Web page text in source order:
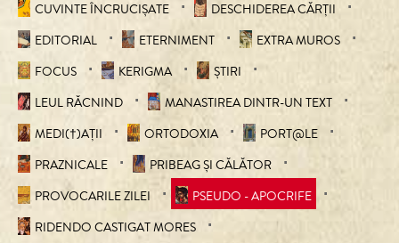
CUVINTE ÎNCRUCIŞATE
DESCHIDEREA CĂRȚII
EDITORIAL
ETERNIMENT
EXTRA MUROS
FOCUS
KERIGMA
ȘTIRI
LEUL RĂCNIND
MANASTIREA DINTR-UN TEXT
MEDI(†)AȚII
ORTODOXIA
PORT@LE
PRAZNICALE
PRIBEAG ȘI CĂLĂTOR
PROVOCARILE ZILEI
PSEUDO - APOCRIFE
RIDENDO CASTIGAT MORES